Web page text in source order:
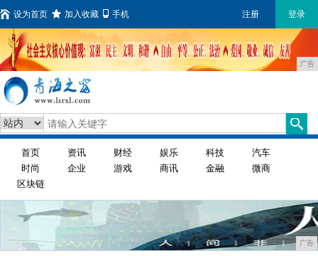
设为首页 加入收藏 手机 注册 登录
广告
首页 资讯 财经 娱乐 科技
汽车
时尚
企业 游戏 商讯 金融
微商
区块链
广告